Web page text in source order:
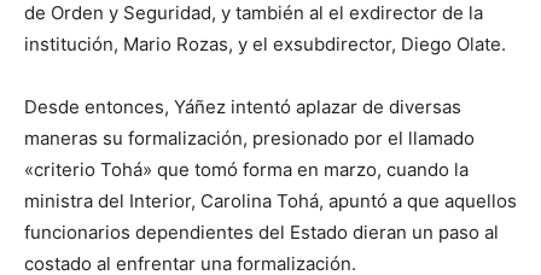
de Orden y Seguridad, y también al el exdirector de la
institución, Mario Rozas, y el exsubdirector, Diego Olate.
Desde entonces, Yáñez intentó aplazar de diversas
maneras su formalización, presionado por el llamado
«criterio Tohá» que tomó forma en marzo, cuando la
ministra del Interior, Carolina Tohá, apuntó a que aquellos
funcionarios dependientes del Estado dieran un paso al
costado al enfrentar una formalización.